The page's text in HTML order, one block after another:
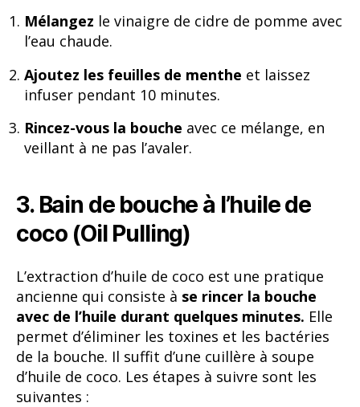
Mélangez le vinaigre de cidre de pomme avec
l’eau chaude.
Ajoutez les feuilles de menthe et laissez
infuser pendant 10 minutes.
Rincez-vous la bouche avec ce mélange, en
veillant à ne pas l’avaler.
3. Bain de bouche à l’huile de
coco (Oil Pulling)
L’extraction d’huile de coco est une pratique
ancienne qui consiste à se rincer la bouche
avec de l’huile durant quelques minutes. Elle
permet d’éliminer les toxines et les bactéries
de la bouche. Il suffit d’une cuillère à soupe
d’huile de coco. Les étapes à suivre sont les
suivantes :